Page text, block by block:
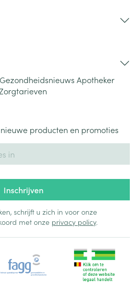
Gezondheidsnieuws Apotheker
producten en promoties
Inschrijven
schrijft u zich in voor onze
met onze privacy policy.